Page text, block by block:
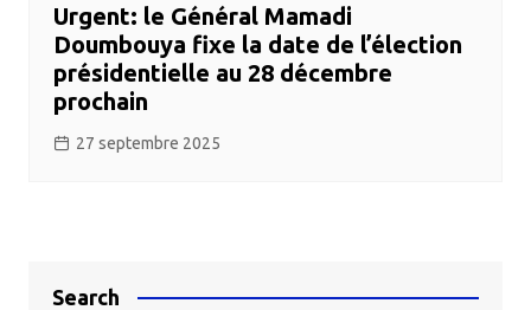
Urgent: le Général Mamadi
Doumbouya fixe la date de l’élection
présidentielle au 28 décembre
prochain
27 septembre 2025
Search